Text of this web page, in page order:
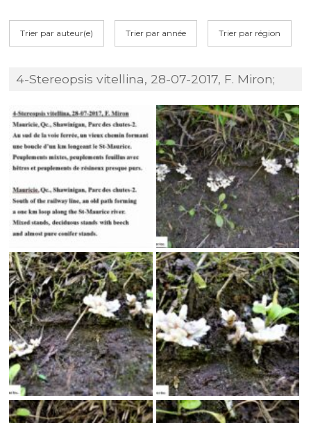
Trier par auteur(e) Trier par année Trier par région
4-Stereopsis vitellina, 28-07-2017, F. Miron;